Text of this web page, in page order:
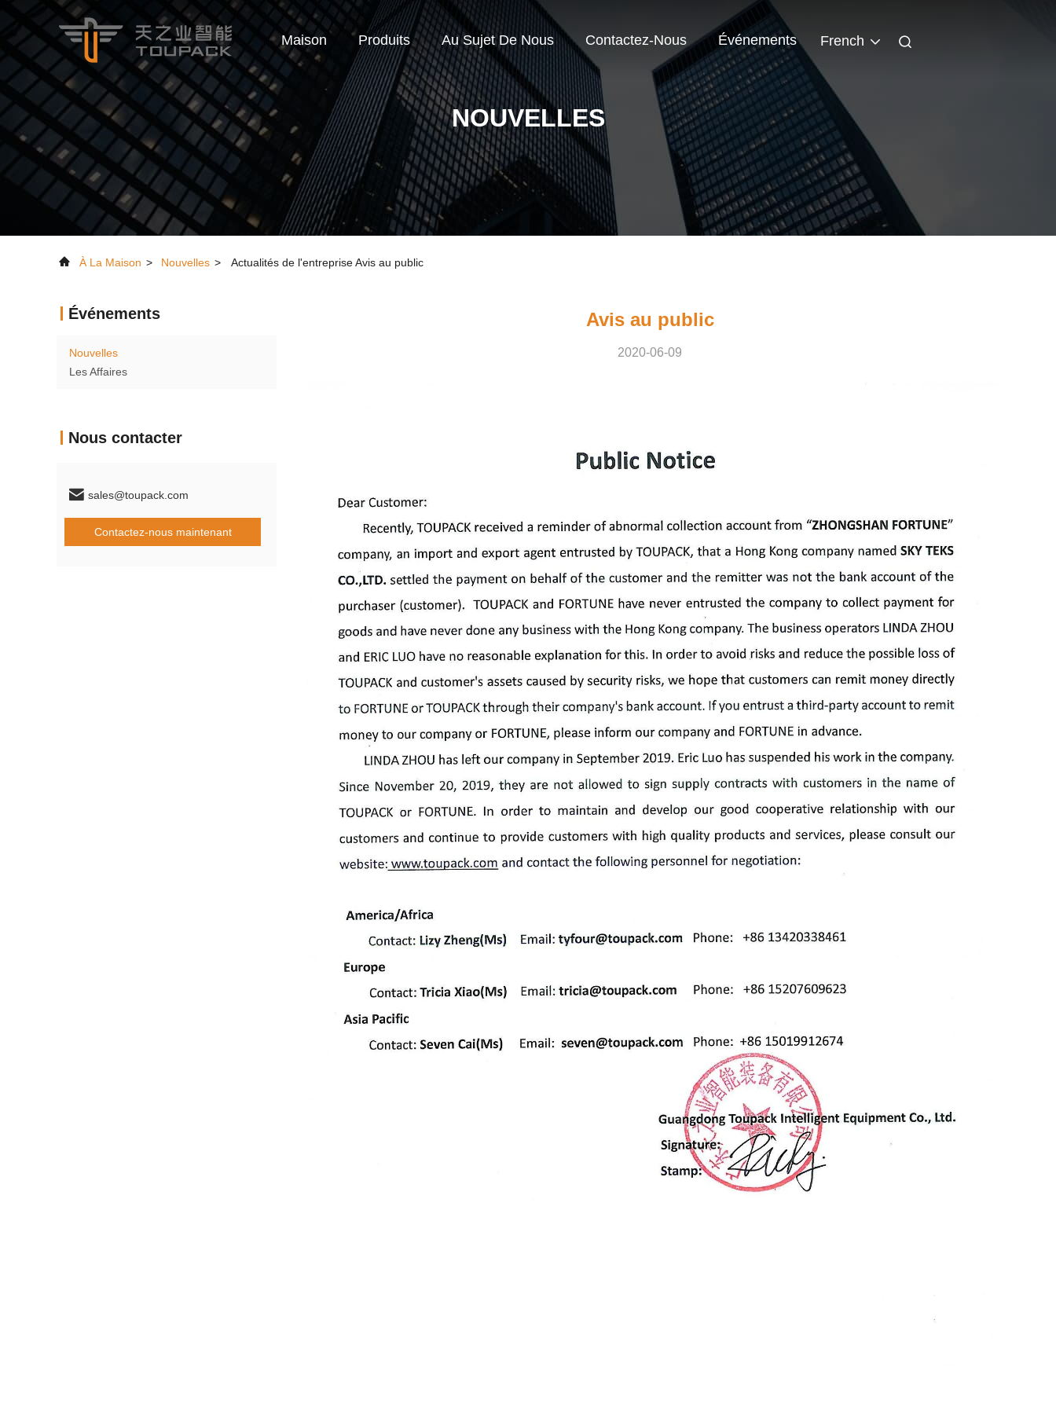
Maison Produits Au Sujet De Nous Contactez-Nous Événements French
NOUVELLES
À La Maison > Nouvelles > Actualités de l'entreprise Avis au public
Événements
Nouvelles
Les Affaires
Nous contacter
sales@toupack.com
Contactez-nous maintenant
Avis au public
2020-06-09